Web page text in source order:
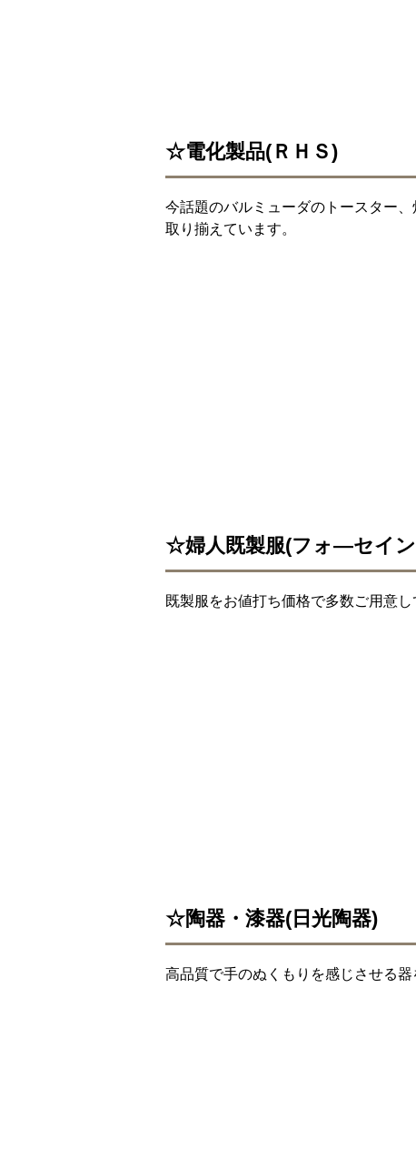
☆電化製品(ＲＨＳ)
今話題のバルミューダのトースター
取り揃えています。
☆婦人既製服(フォ―セイ
既製服をお値打ち価格で多数ご用意
☆陶器・漆器(日光陶器)
高品質で手のぬくもりを感じさせる